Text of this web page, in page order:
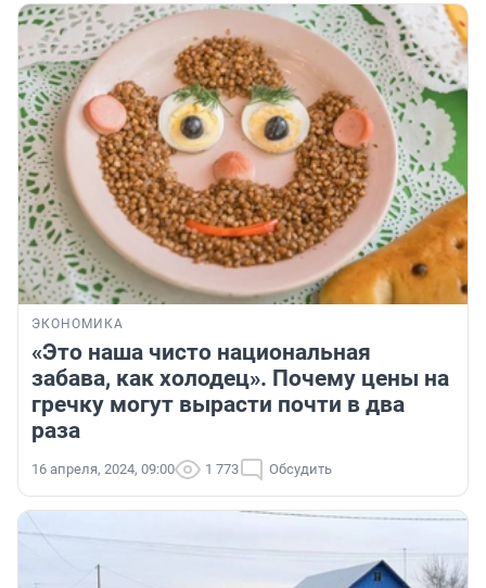
ЭКОНОМИКА
«Это наша чисто национальная
забава, как холодец». Почему цены на
гречку могут вырасти почти в два
раза
16 апреля, 2024, 09:00 1 773 Обсудить